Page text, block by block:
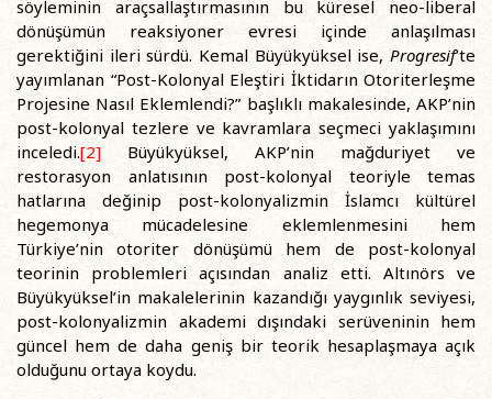
söyleminin araçsallaştırmasının bu küresel neo-liberal
dönüşümün reaksiyoner evresi içinde anlaşılması
gerektiğini ileri sürdü. Kemal Büyükyüksel ise, Progresif’te
yayımlanan “Post-Kolonyal Eleştiri İktidarın Otoriterleşme
Projesine Nasıl Eklemlendi?” başlıklı makalesinde, AKP’nin
post-kolonyal tezlere ve kavramlara seçmeci yaklaşımını
inceledi.[2] Büyükyüksel, AKP’nin mağduriyet ve
restorasyon anlatısının post-kolonyal teoriyle temas
hatlarına değinip post-kolonyalizmin İslamcı kültürel
hegemonya mücadelesine eklemlenmesini hem
Türkiye’nin otoriter dönüşümü hem de post-kolonyal
teorinin problemleri açısından analiz etti. Altınörs ve
Büyükyüksel’in makalelerinin kazandığı yaygınlık seviyesi,
post-kolonyalizmin akademi dışındaki serüveninin hem
güncel hem de daha geniş bir teorik hesaplaşmaya açık
olduğunu ortaya koydu.